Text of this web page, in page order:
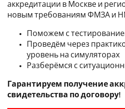
аккредитации в Москве и
новым требованиям ФМЗА и
Поможем с
Проведём через
уровень на симуляторах
Разберёмся с
Гарантируем получение
свидетельства по договору!